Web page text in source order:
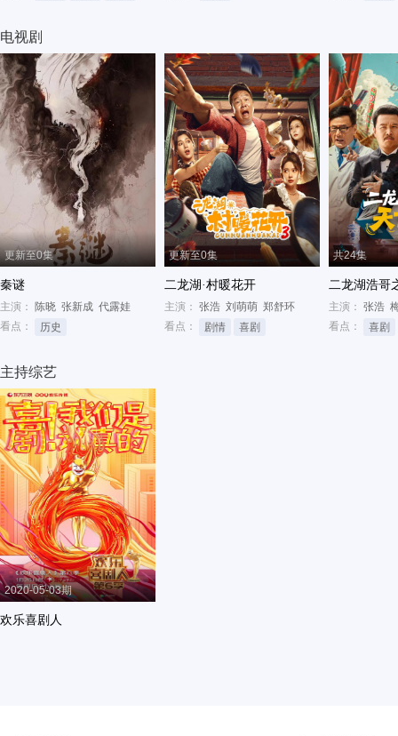
电视剧
更新至0集
秦谜
主演： 陈晓 张新成 代露娃
看点：
历史
更新至0集
二龙湖·村暖花开
主演： 张浩 刘萌萌 郑舒环
看点：
剧情 喜剧
共24集
二龙湖浩哥
主演： 张浩
看点：
喜剧
主持综艺
2020-05-03期
欢乐喜剧人